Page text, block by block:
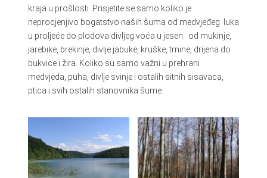
kraja u prošlosti. Prisjetite se samo koliko je
neprocjenjivo bogatstvo naših šuma od medvjeđeg luka
u proljeće do plodova divljeg voća u jesen: od mukinje,
jarebike, brekinje, divlje jabuke, kruške, trnine, drijena do
bukvice i žira. Koliko su samo važni u prehrani
medvjeda, puha, divlje svinje i ostalih sitnih sisavaca,
ptica i svih ostalih stanovnika šume.